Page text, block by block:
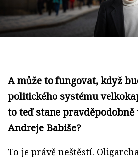
A může to fungovat, když
politického systému
to teď stane pravděpodobně
Andreje Babiše?
To je právě neštěstí.